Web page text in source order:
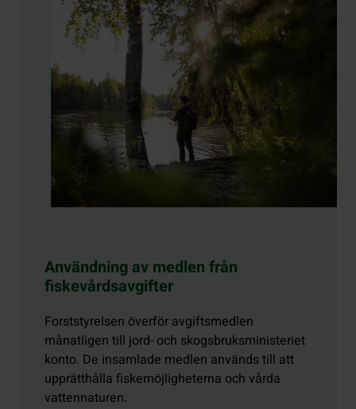
Användning av medlen från
fiskevårdsavgifter
Forststyrelsen överför avgiftsmedlen
månatligen till jord- och skogsbruksministeriet
konto. De insamlade medlen används till att
upprätthålla fiskemöjligheterna och vårda
vattennaturen.